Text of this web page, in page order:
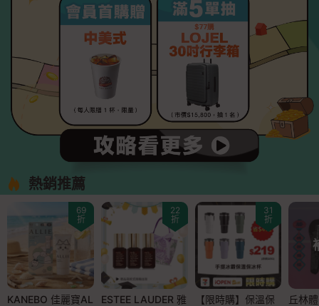
熱銷推薦
69
折
KANEBO 佳麗寶AL
22
折
ESTEE LAUDER 雅
31
折
【限時購】保溫保
丘林